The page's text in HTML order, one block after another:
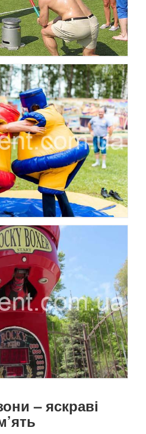
– яскраві